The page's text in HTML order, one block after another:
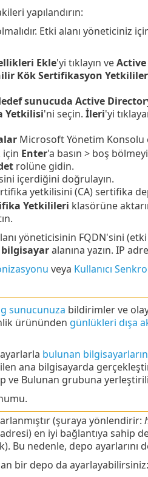
yapılandırın:
Etki alanı yöneticiniz
Ekle'yi tıklayın ve
Kök Sertifikasyon
sunucuda Active
Yetkilisi'ni seçin. İleri'yi
Microsoft Yönetim Konsolu
için Enter'a basın > boş
rolüne gidin.
içerdiğini doğrulayın.
yetkilisini (CA) sertifika
Yetkilileri klasörüne
yöneticisinin FQDN'sini
alanına yazın. IP
veya Kullanıcı
sunucunuza bildirimler ve
ürününden günlükleri dışa
bulunan
ana bilgisayarda
ve Bulunan grubuna
(şuraya yönlendirir:
en iyi bağlantıya sahip
Bu nedenle, depo ayarlarını
bir depo da ayarlayabilirsiniz: